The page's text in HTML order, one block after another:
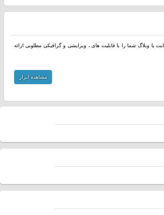
یا وبلاگ شما را با قابلیت های ، ویرایشی و گرافیکی مطلوبی ارائه
مشاهده ابزار